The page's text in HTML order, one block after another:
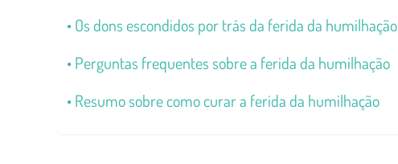
Os dons escondidos por trás da ferida da humilhação
Perguntas frequentes sobre a ferida da humilhação
Resumo sobre como curar a ferida da humilhação